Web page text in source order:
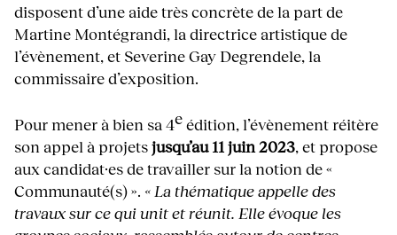
disposent d’une aide très concrète de la part de
Martine Montégrandi, la directrice artistique de
l’évènement, et Severine Gay Degrendele, la
commissaire d’exposition.
Pour mener à bien sa 4eédition, l’évènement réitère
son appel à projetsjusqu’au 11 juin 2023, et propose
aux candidat·es de travailler sur la notion de «
Communauté(s) ». « La thématique appelle des
travaux sur ce qui unit et réunit. Elle évoque les